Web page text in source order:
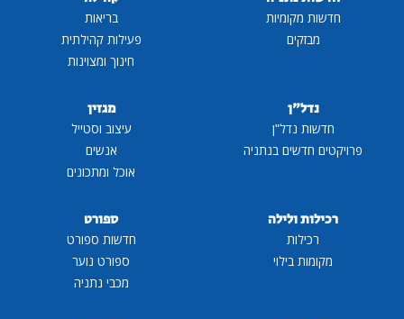
חדשות מקומיות
מבזקים
בריאות
פעילות קהילתית
חינוך ומצוינות
נדל"ן
חדשות נדל"ן
פרויקטים חדשים בנתניה
מגזין
עיצוב וסטייל
אנשים
אוכל ומתכונים
רכילות ולילה
רכילות
מקומות בילוי
ספורט
חדשות ספורט
ספורט נוער
מכבי נתניה